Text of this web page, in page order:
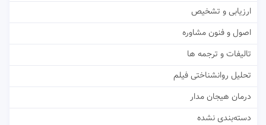
ارزیابی و تشخیص
اصول و فنون مشاوره
تالیفات و ترجمه ها
تحلیل روانشناختی فیلم
درمان هیجان مدار
دسته‌بندی نشده